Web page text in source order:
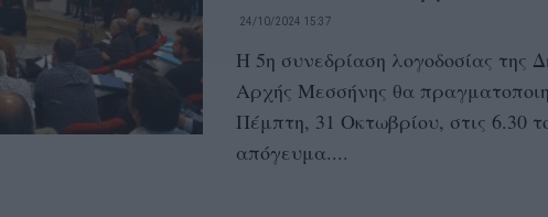
24/10/2024 15:37
Η 5η συνεδρίαση λογοδοσίας της
Αρχής Μεσσήνης θα
Πέμπτη, 31 Οκτωβρίου, στις 6.30
απόγευμα....